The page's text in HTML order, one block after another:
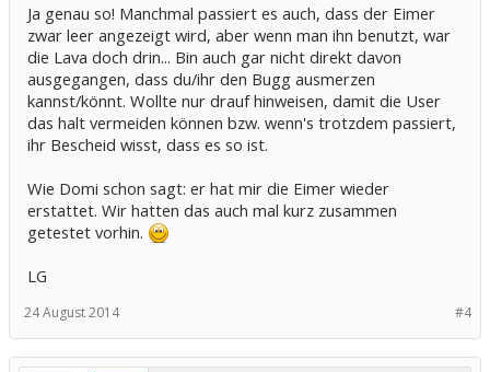
Ja genau so! Manchmal passiert es auch, dass der Eimer
zwar leer angezeigt wird, aber wenn man ihn benutzt, war
die Lava doch drin... Bin auch gar nicht direkt davon
ausgegangen, dass du/ihr den Bugg ausmerzen
kannst/könnt. Wollte nur drauf hinweisen, damit die User
das halt vermeiden können bzw. wenn's trotzdem passiert,
ihr Bescheid wisst, dass es so ist.
Wie Domi schon sagt: er hat mir die Eimer wieder
erstattet. Wir hatten das auch mal kurz zusammen
getestet vorhin.
LG
#4
24 August 2014